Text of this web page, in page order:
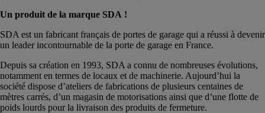
Un produit de la marque SDA !
SDA est un fabricant français de portes de garage qui a réussi à devenir
un leader incontournable de la porte de garage en France.
Depuis sa création en 1993, SDA a connu de nombreuses évolutions,
notamment en termes de locaux et de machinerie. Aujourd’hui la
société dispose d’ateliers de fabrications de plusieurs centaines de
mètres carrés, d’un magasin de motorisations ainsi que d’une flotte de
poids lourds pour la livraison des produits de fermeture.